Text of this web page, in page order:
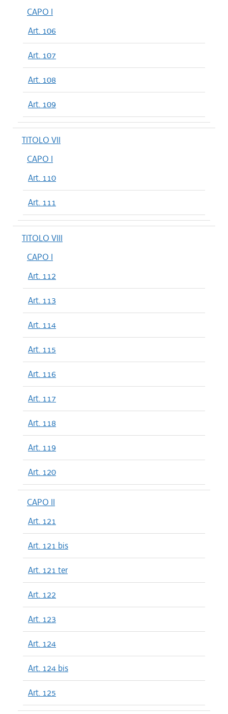
CAPO I
Art. 106
Art. 107
Art. 108
Art. 109
TITOLO VII
CAPO I
Art. 110
Art. 111
TITOLO VIII
CAPO I
Art. 112
Art. 113
Art. 114
Art. 115
Art. 116
Art. 117
Art. 118
Art. 119
Art. 120
CAPO II
Art. 121
Art. 121 bis
Art. 121 ter
Art. 122
Art. 123
Art. 124
Art. 124 bis
Art. 125